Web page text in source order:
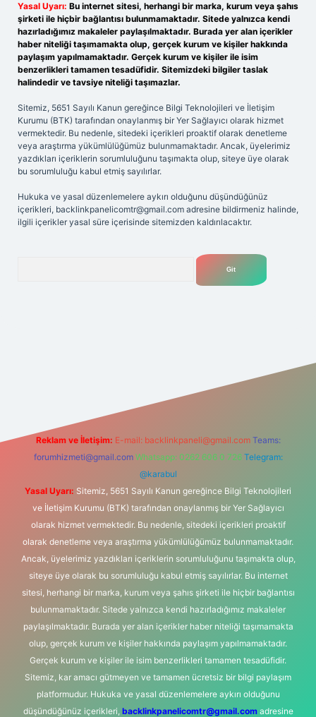
Yasal Uyarı: Bu internet sitesi, herhangi bir marka, kurum veya şahıs
şirketi ile hiçbir bağlantısı bulunmamaktadır. Sitede yalnızca kendi
hazırladığımız makaleler paylaşılmaktadır. Burada yer alan içerikler
haber niteliği taşımamakta olup, gerçek kurum ve kişiler hakkında
paylaşım yapılmamaktadır. Gerçek kurum ve kişiler ile isim
benzerlikleri tamamen tesadüfidir. Sitemizdeki bilgiler taslak
halindedir ve tavsiye niteliği taşımazlar.
Sitemiz, 5651 Sayılı Kanun gereğince Bilgi Teknolojileri ve İletişim
Kurumu (BTK) tarafından onaylanmış bir Yer Sağlayıcı olarak hizmet
vermektedir. Bu nedenle, sitedeki içerikleri proaktif olarak denetleme
veya araştırma yükümlülüğümüz bulunmamaktadır. Ancak, üyelerimiz
yazdıkları içeriklerin sorumluluğunu taşımakta olup, siteye üye olarak
bu sorumluluğu kabul etmiş sayılırlar.
Hukuka ve yasal düzenlemelere aykırı olduğunu düşündüğünüz
içerikleri, backlinkpanelicomtr@gmail.com adresine bildirmeniz halinde,
ilgili içerikler yasal süre içerisinde sitemizden kaldırılacaktır.
Reklam ve İletişim: E-mail: backlinkpaneli@gmail.com Teams:
forumhizmeti@gmail.com Whatsapp: 0262 606 0 726 Telegram:
@karabul
Yasal Uyarı: Sitemiz, 5651 Sayılı Kanun gereğince Bilgi Teknolojileri
ve İletişim Kurumu (BTK) tarafından onaylanmış bir Yer Sağlayıcı
olarak hizmet vermektedir. Bu nedenle, sitedeki içerikleri proaktif
olarak denetleme veya araştırma yükümlülüğümüz bulunmamaktadır.
Ancak, üyelerimiz yazdıkları içeriklerin sorumluluğunu taşımakta olup,
siteye üye olarak bu sorumluluğu kabul etmiş sayılırlar. Bu internet
sitesi, herhangi bir marka, kurum veya şahıs şirketi ile hiçbir bağlantısı
bulunmamaktadır. Sitede yalnızca kendi hazırladığımız makaleler
paylaşılmaktadır. Burada yer alan içerikler haber niteliği taşımamakta
olup, gerçek kurum ve kişiler hakkında paylaşım yapılmamaktadır.
Gerçek kurum ve kişiler ile isim benzerlikleri tamamen tesadüfidir.
Sitemiz, kar amacı gütmeyen ve tamamen ücretsiz bir bilgi paylaşım
platformudur. Hukuka ve yasal düzenlemelere aykırı olduğunu
düşündüğünüz içerikleri, backlinkpanelicomtr@gmail.comadresine